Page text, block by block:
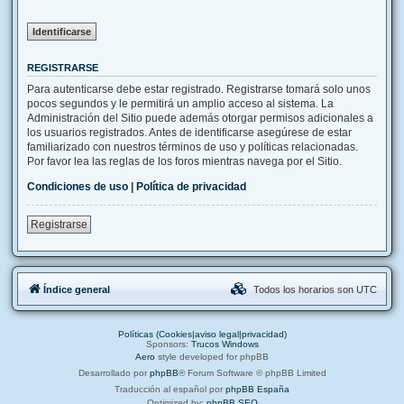
REGISTRARSE
Para autenticarse debe estar registrado. Registrarse tomará solo unos
pocos segundos y le permitirá un amplio acceso al sistema. La
Administración del Sitio puede además otorgar permisos adicionales a
los usuarios registrados. Antes de identificarse asegúrese de estar
familiarizado con nuestros términos de uso y políticas relacionadas.
Por favor lea las reglas de los foros mientras navega por el Sitio.
Condiciones de uso | Política de privacidad
Registrarse
Índice general Todos los horarios son UTC
Políticas (Cookies|aviso legal|privacidad)
Sponsors: Trucos Windows
Aero style developed for phpBB
Desarrollado por phpBB® Forum Software © phpBB Limited
Traducción al español por phpBB España